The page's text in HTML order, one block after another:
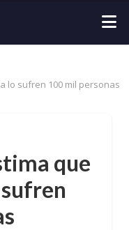
lo sufren 100 mil personas
que